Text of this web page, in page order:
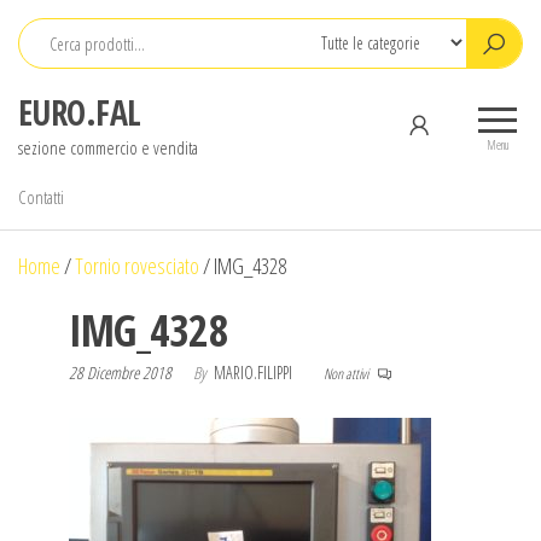
Salta
contenuto
EURO.FAL
sezione commercio e vendita Menu
Contatti
Home/Tornio rovesciato/IMG_4328
IMG_4328
28 Dicembre 2018 By MARIO.FILIPPI Non attivi